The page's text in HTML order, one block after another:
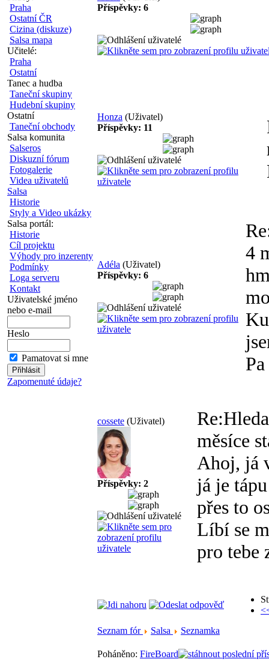
Praha
Ostatní ČR
Cizina (diskuze)
Salsa mapa
Učitelé:
Praha
Ostatní
Tanec a hudba
Taneční skupiny
Hudební skupiny
Ostatní
Taneční obchody
Salsa komunita
Salseros
Diskuzní fórum
Fotogalerie
Videa uživatelů
Salsa
Historie
Styly a Video ukázky
Salsa portál:
Historie
Cíl projektu
Výhody pro inzerenty
Podmínky
Loga serveru
Kontakt
Uživatelské jméno
nebo e-mail
Heslo
Pamatovat si mne
Zapomenuté údaje?
Příspěvky: 6
Honza (Uživatel)
Příspěvky: 11
Adéla (Uživatel)
Příspěvky: 6
4
Pa
cossete (Uživatel)
Příspěvky: 2
měsíce
Ahoj, já
já je
přes to
Líbí se
pro tebe
Seznam fór
Salsa Seznamka
Poháněno: FireBoard